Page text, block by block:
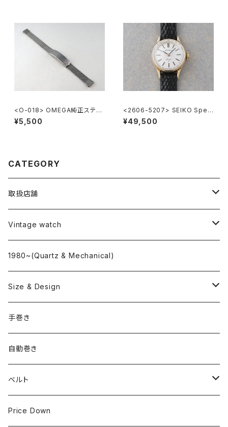
<O-018> OMEGA純正ステン
レスメッシュブレスレット 10mm
¥5,500
<2606-5207> SEIKO Speci
al
¥49,500
CATEGORY
取扱店舗
L o'clock
"delve"
Vintage watch
海外ブランド
OMEGA
ROLEX
国産ブランド
SEIKO
CITIZEN
1980~(Quartz & Mechanical)
Size & Design
~24.9mm
25mm~29.9mm
30mm~34.9mm
35mm~39.9mm
手巻き
自動巻き
ベルト
HIRSCHベルト
Price Down